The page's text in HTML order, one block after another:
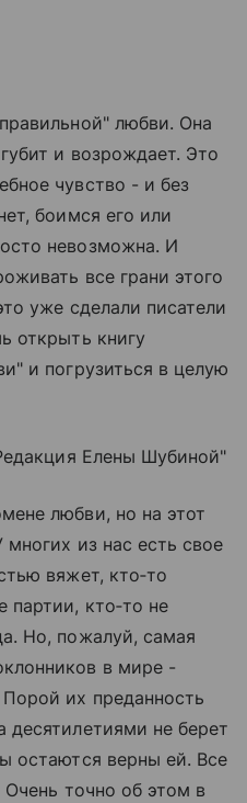
любви. Она
и возрождает. Это
чувство - и без
боимся его или
невозможна. И
все грани этого
уже сделали писатели
открыть книгу
и погрузиться в целую
Елены Шубиной"
любви, но на этот
из нас есть свое
вяжет, кто‑то
партии, кто‑то не
Но, пожалуй, самая
в мире -
их преданность
десятилетиями не берет
остаются верны ей. Все
точно об этом в